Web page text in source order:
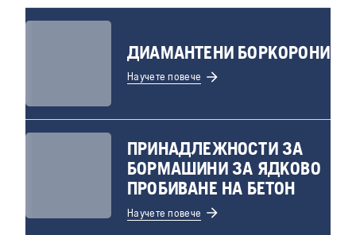
ДИАМАНТЕНИ БОРКОРОНИ
Научете повече
ПРИНАДЛЕЖНОСТИ ЗА
БОРМАШИНИ ЗА ЯДКОВО
ПРОБИВАНЕ НА БЕТОН
Научете повече